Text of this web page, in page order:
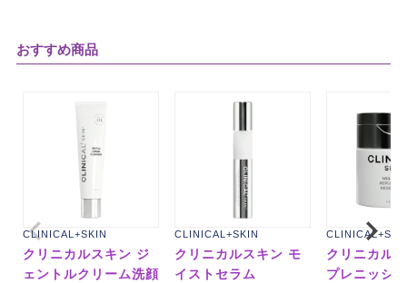
おすすめ商品
CLINICAL+SKIN
クリニカルスキン ジ
ェントルクリーム洗顔
CLINICAL+SKIN
クリニカルスキン モ
イストセラム
クリニカル
プレニッシ